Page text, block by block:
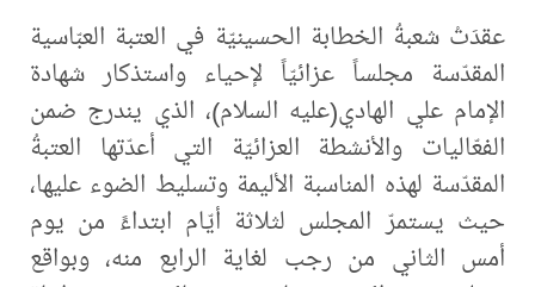
عقدَتْ شعبةُ الخطابة الحسينيّة في العتبة العبّاسية
المقدّسة مجلساً عزائيّاً لإحياء واستذكار شهادة
الإمام علي الهادي(عليه السلام)، الذي يندرج ضمن
الفعّاليات والأنشطة العزائيّة التي أعدّتها العتبةُ
المقدّسة لهذه المناسبة الأليمة وتسليط الضوء عليها،
حيث يستمرّ المجلس لثلاثة أيّام ابتداءً من يوم
أمس الثاني من رجب لغاية الرابع منه، وبواقع